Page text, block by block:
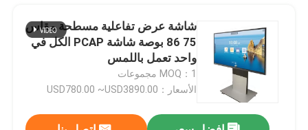
شاشة عرض تفاعلية مسطحة مقاس
75 86 بوصة شاشة PCAP الكل في
واحد تعمل باللمس
MOQ：1 مجموعات
الأسعار：USD780.00 ~USD3890.00